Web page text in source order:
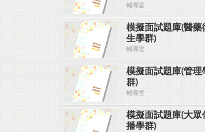
輔導室
模擬面試題庫(醫藥
生學群)
輔導室
模擬面試題庫(管理
群)
輔導室
模擬面試題庫(大眾
播學群)